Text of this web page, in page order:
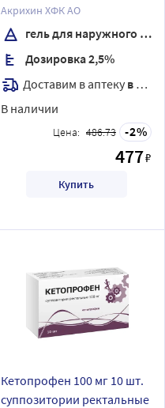
Акрихин ХФК АО
гель для наружного применения
Дозировка 2,5%
Доставим в аптеку в течение 7 дней
В наличии
Цена: 486.73 2
477₽
Купить
Кетопрофен 100 мг 10 шт.
суппозитории ректальные